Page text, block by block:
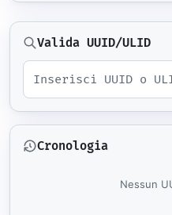
Valida UUID/ULID
Cronologia
Nessun